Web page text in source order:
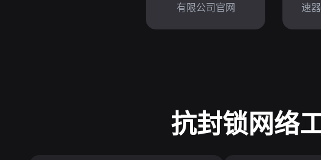
有限公司官网
速
抗封锁网络